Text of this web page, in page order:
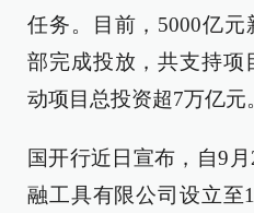
任务。目前，5000亿
部完成投放，共支持项
动项目总投资超7万亿元
国开行近日宣布，自9
融工具有限公司设立至